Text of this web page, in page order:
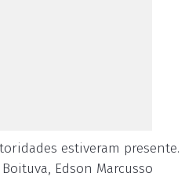
estiveram presente.
Edson Marcusso